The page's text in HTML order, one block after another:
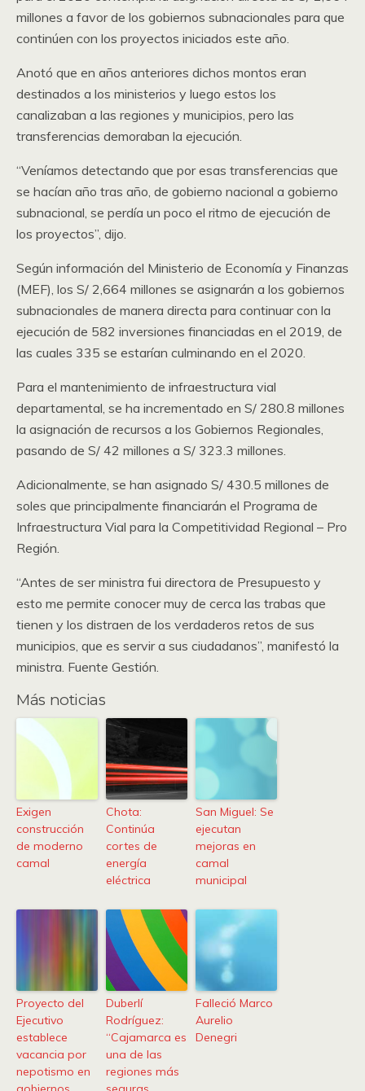
millones a favor de los gobiernos subnacionales para que
continúen con los proyectos iniciados este año.
Anotó que en años anteriores dichos montos eran
destinados a los ministerios y luego estos los
canalizaban a las regiones y municipios, pero las
transferencias demoraban la ejecución.
“Veníamos detectando que por esas transferencias que
se hacían año tras año, de gobierno nacional a gobierno
subnacional, se perdía un poco el ritmo de ejecución de
los proyectos”, dijo.
Según información del Ministerio de Economía y Finanzas
(MEF), los S/ 2,664 millones se asignarán a los gobiernos
subnacionales de manera directa para continuar con la
ejecución de 582 inversiones financiadas en el 2019, de
las cuales 335 se estarían culminando en el 2020.
Para el mantenimiento de infraestructura vial
departamental, se ha incrementado en S/ 280.8 millones
la asignación de recursos a los Gobiernos Regionales,
pasando de S/ 42 millones a S/ 323.3 millones.
Adicionalmente, se han asignado S/ 430.5 millones de
soles que principalmente financiarán el Programa de
Infraestructura Vial para la Competitividad Regional – Pro
Región.
“Antes de ser ministra fui directora de Presupuesto y
esto me permite conocer muy de cerca las trabas que
tienen y los distraen de los verdaderos retos de sus
municipios, que es servir a sus ciudadanos”, manifestó la
ministra. Fuente Gestión.
Más noticias
Exigen
construcción
de moderno
camal
Chota:
Continúa
cortes de
energía
eléctrica
San Miguel: Se
ejecutan
mejoras en
camal
municipal
Proyecto del
Ejecutivo
establece
vacancia por
nepotismo en
Duberlí
Rodríguez:
“Cajamarca es
una de las
regiones más
Falleció Marco
Aurelio
Denegri